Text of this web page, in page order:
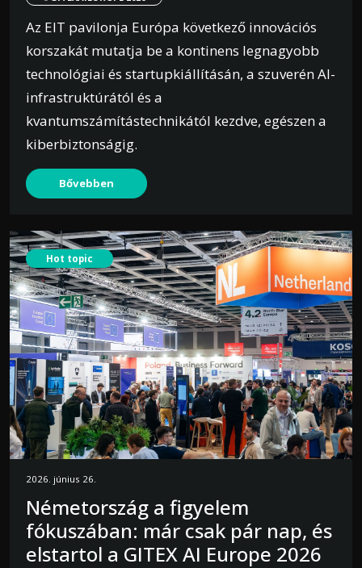
Az EIT pavilonja Európa következő innovációs
korszakát mutatja be a kontinens legnagyobb
technológiai és startupkiállításán, a szuverén AI-
infrastruktúrától és a
kvantumszámítástechnikától kezdve, egészen a
kiberbiztonságig.
Bővebben
Hot topic
2026. június 26.
Németország a figyelem
fókuszában: már csak pár nap, és
elstartol a GITEX AI Europe 2026